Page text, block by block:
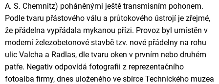
A. S. Chemnitz) poháněnými ještě transmisním pohonem.
Podle tvaru přástového válu a průtokového ústrojí je zřejmé,
že přádelna vypřádala mykanou přízi. Provoz byl umístěn v
moderní železobetonové stavbě tzv. nové přádelny na rohu
ulic Valcha a Radlas, dle tvaru oken v prvním nebo druhém
patře. Negativ odpovídá fotografii z reprezentačního
fotoalba firmy, dnes uloženého ve sbírce Technického muzea